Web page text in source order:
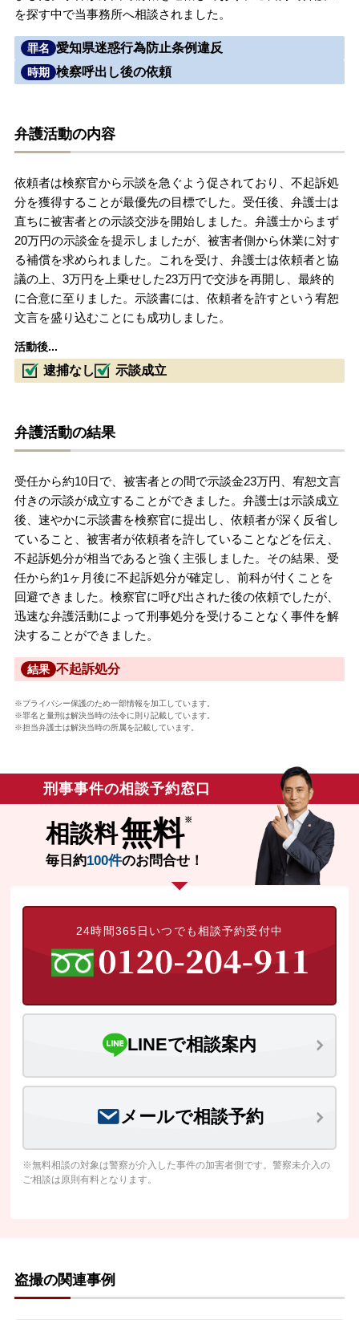
刑事事件データベース
を探す中で当事務所へ相談されました。
罪名 愛知県迷惑行為防止条例違反
時期 検察呼出し後の依頼
弁護活動の内容
依頼者は検察官から示談を急ぐよう促されており、不起訴処
分を獲得することが最優先の目標でした。受任後、弁護士は
直ちに被害者との示談交渉を開始しました。弁護士からまず
20万円の示談金を提示しましたが、被害者側から休業に対す
る補償を求められました。これを受け、弁護士は依頼者と協
議の上、3万円を上乗せした23万円で交渉を再開し、最終的
に合意に至りました。示談書には、依頼者を許すという宥恕
文言を盛り込むことにも成功しました。
活動後...
逮捕なし 示談成立
弁護活動の結果
受任から約10日で、被害者との間で示談金23万円、宥恕文言
付きの示談が成立することができました。弁護士は示談成立
後、速やかに示談書を検察官に提出し、依頼者が深く反省し
ていること、被害者が依頼者を許していることなどを伝え、
不起訴処分が相当であると強く主張しました。その結果、受
任から約1ヶ月後に不起訴処分が確定し、前科が付くことを
回避できました。検察官に呼び出された後の依頼でしたが、
迅速な弁護活動によって刑事処分を受けることなく事件を解
決することができました。
結果 不起訴処分
※プライバシー保護のため一部情報を加工しています。
※罪名と量刑は解決当時の法令に則り記載しています。
※担当弁護士は解決当時の所属を記載しています。
刑事事件の相談予約窓口
相談料無料
毎日約100件のお問合せ！
24時間365日いつでも相談予約受付中
LINEで相談案内
メールで相談予約
※無料相談の対象は警察が介入した事件の加害者側です。警察未介入の
ご相談は原則有料となります。
盗撮の関連事例